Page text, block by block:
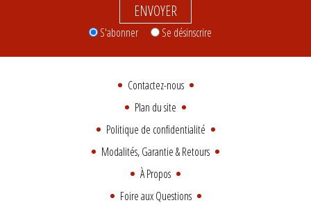
ENVOYER
S'abonner Se désinscrire
Contactez-nous
Plan du site
Politique de confidentialité
Modalités, Garantie & Retours
À Propos
Foire aux Questions